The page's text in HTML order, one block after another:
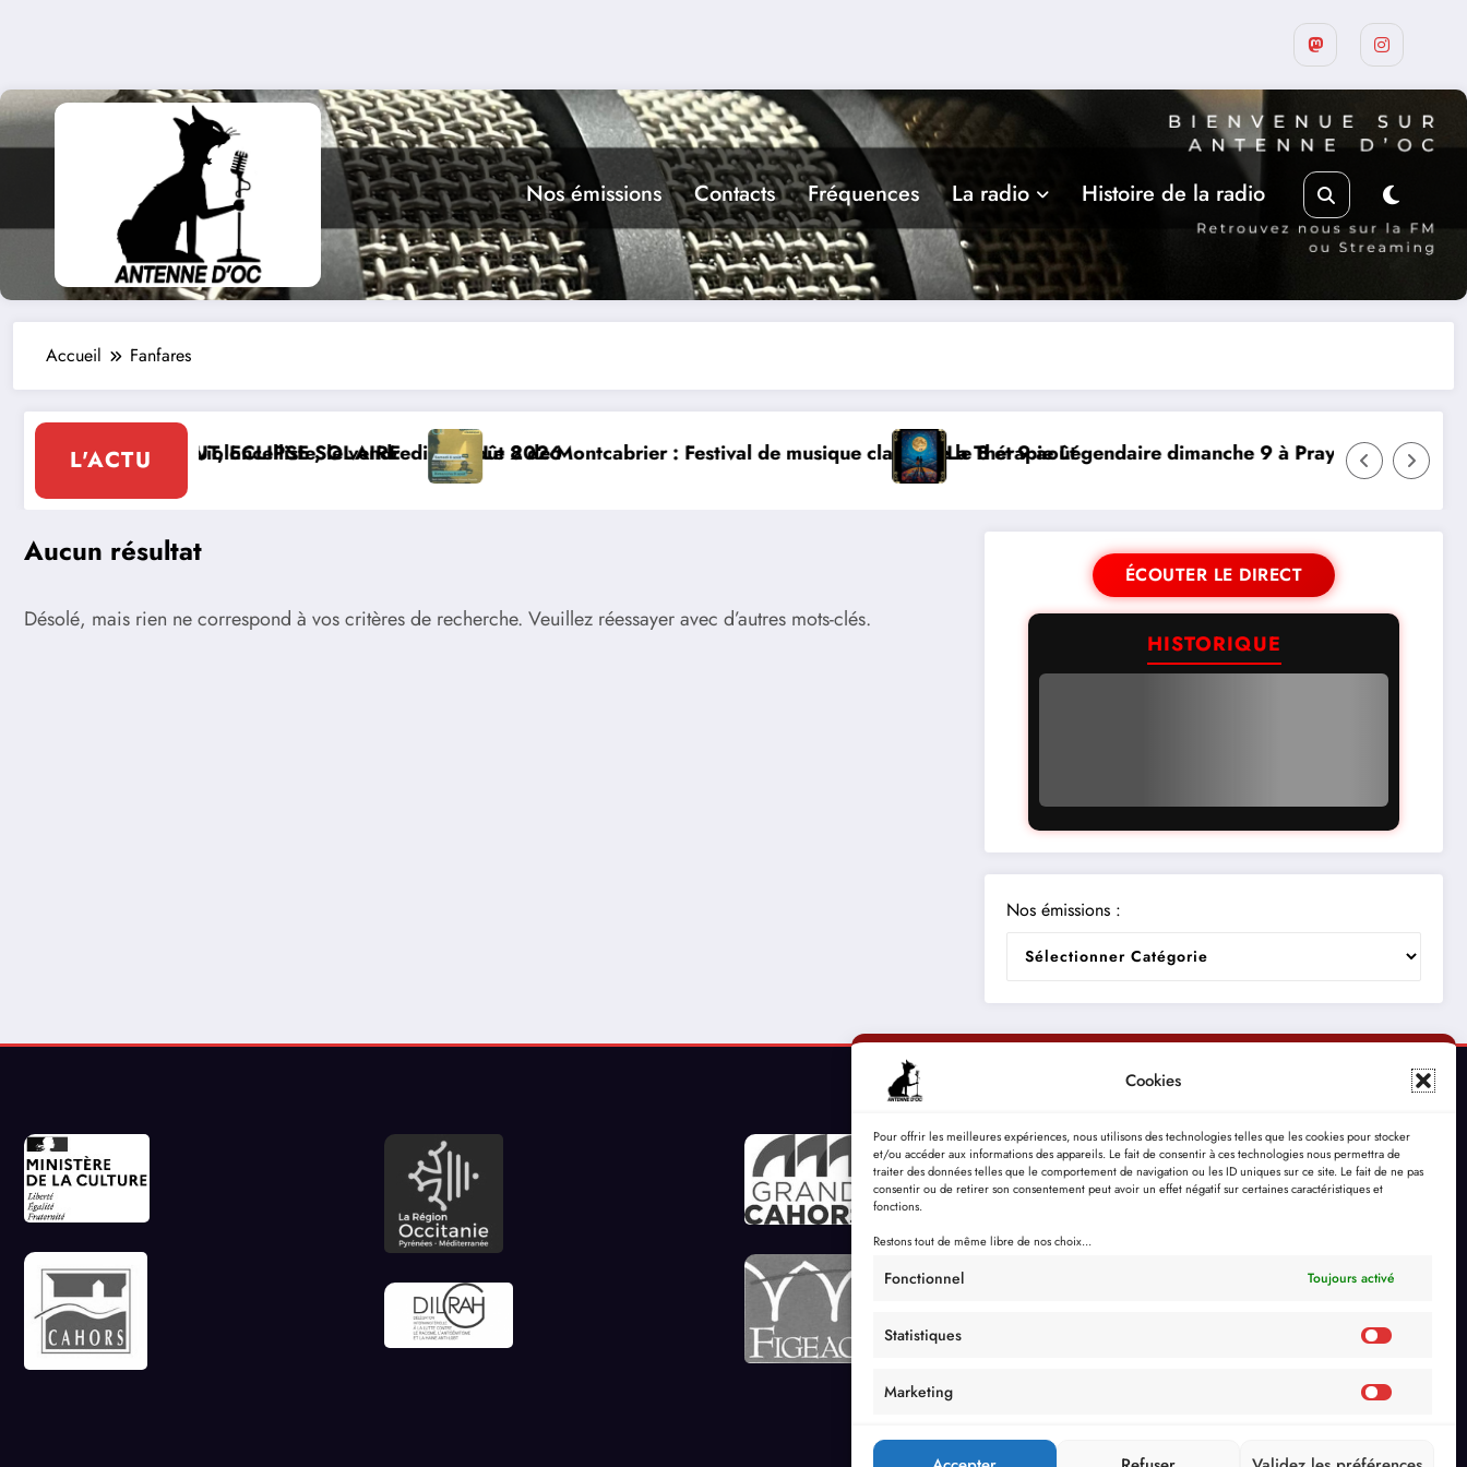
Cookies
Pour offrir les meilleures expériences, nous utilisons des technologies telles que les cookies pour stocker
et/ou accéder aux informations des appareils. Le fait de consentir à ces technologies nous permettra de
traiter des données telles que le comportement de navigation ou les ID uniques sur ce site. Le fait de ne pas
consentir ou de retirer son consentement peut avoir un effet négatif sur certaines caractéristiques et
fonctions.
Restons tout de même libre de nos choix...
Fonctionnel Toujours activé
Statistiques
Marketing
Nos émissions Contacts Fréquences La radio Histoire de la radio
Accueil Fanfares
L'ACTU
Pidoux, violoncelliste, le vendredi 07 août 2026
12 AOUT, ECLIPSE SOLAIRE Le 8 de Montcabrier : Festival de musique classique le 8 et 9 aoûtLa Thérapie Légendaire dimanche 9 à Prayssac Expérience
Aucun résultat
Désolé, mais rien ne correspond à vos critères de recherche. Veuillez réessayer avec d’autres mots-clés.
ÉCOUTER LE DIRECT
HISTORIQUE
Nos émissions :